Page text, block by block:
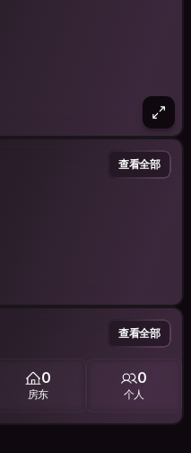
查看全部
查看全部
0
房东
0
个人